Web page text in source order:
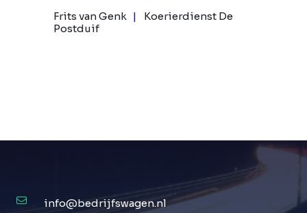
Frits van Genk
Koerierdienst De
Postduif
info@bedrijfswagen.nl